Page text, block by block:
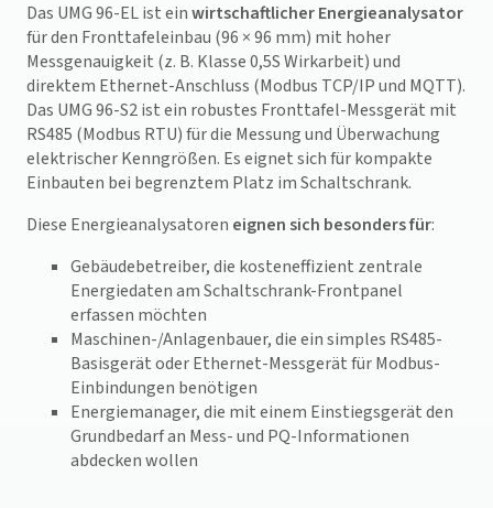
Das UMG 96-EL ist einwirtschaftlicher Energieanalysator
für den Fronttafeleinbau (96 × 96 mm) mit hoher
Messgenauigkeit (z. B. Klasse 0,5S Wirkarbeit) und
direktem Ethernet-Anschluss (Modbus TCP/IP und MQTT).
Das UMG 96-S2 ist ein robustes Fronttafel-Messgerät mit
RS485 (Modbus RTU) für die Messung und Überwachung
elektrischer Kenngrößen. Es eignet sich für kompakte
Einbauten bei begrenztem Platz im Schaltschrank.
Diese Energieanalysatoren eignen sich besonders für:
Gebäudebetreiber, die kosteneffizient zentrale
Energiedaten am Schaltschrank-Frontpanel
erfassen möchten
Maschinen-/Anlagenbauer, die ein simples RS485-
Basisgerät oder Ethernet-Messgerät für Modbus-
Einbindungen benötigen
Energiemanager, die mit einem Einstiegsgerät den
Grundbedarf an Mess- und PQ-Informationen
abdecken wollen